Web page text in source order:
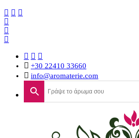
+30 22410 33660
info@aromaterie.com